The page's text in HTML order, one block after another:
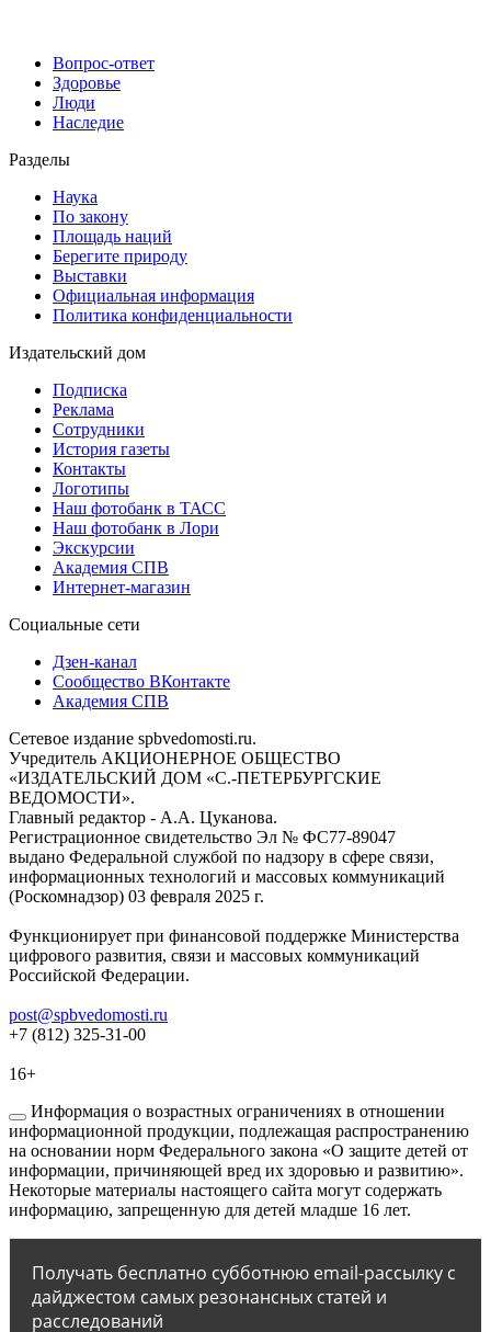
Вопрос-ответ
Здоровье
Люди
Наследие
Разделы
Наука
По закону
Площадь наций
Берегите природу
Выставки
Официальная информация
Политика конфиденциальности
Издательский дом
Подписка
Реклама
Сотрудники
История газеты
Контакты
Логотипы
Наш фотобанк в ТАСС
Наш фотобанк в Лори
Экскурсии
Академия СПВ
Интернет-магазин
Социальные сети
Дзен-канал
Сообщество ВКонтакте
Академия СПВ
Сетевое издание spbvedomosti.ru.
Учредитель АКЦИОНЕРНОЕ ОБЩЕСТВО
«ИЗДАТЕЛЬСКИЙ ДОМ «С.-ПЕТЕРБУРГСКИЕ
ВЕДОМОСТИ».
Главный редактор - А.А. Цуканова.
Регистрационное свидетельство Эл № ФС77-89047
выдано Федеральной службой по надзору в сфере связи,
информационных технологий и массовых коммуникаций
(Роскомнадзор) 03 февраля 2025 г.
Функционирует при финансовой поддержке Министерства
цифрового развития, связи и массовых коммуникаций
Российской Федерации.
post@spbvedomosti.ru
+7 (812) 325-31-00
16+
Информация о возрастных ограничениях в отношении
информационной продукции, подлежащая распространению
на основании норм Федерального закона «О защите детей от
информации, причиняющей вред их здоровью и развитию».
Некоторые материалы настоящего сайта могут содержать
информацию, запрещенную для детей младше 16 лет.
Получать бесплатно субботнюю email-рассылку с
дайджестом самых резонансных статей и
расследований